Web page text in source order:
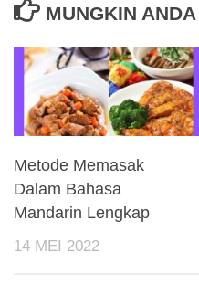
MUNGKIN
Metode Memasak
Dalam Bahasa
Mandarin Lengkap
14 MEI 2022